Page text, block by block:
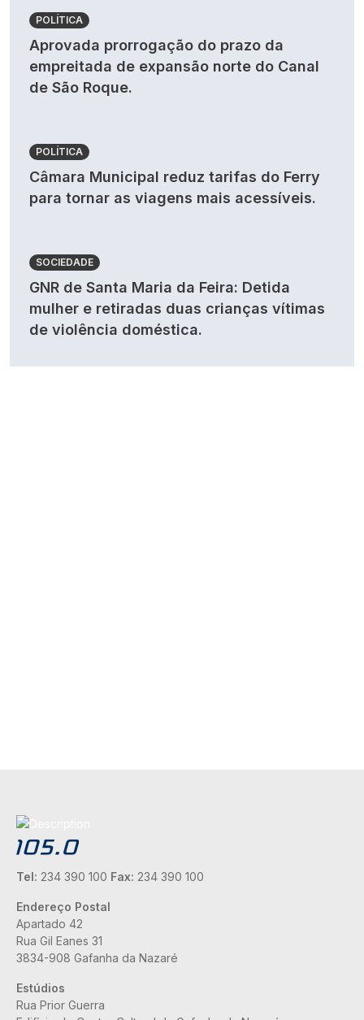
POLÍTICA
Aprovada prorrogação do prazo da
empreitada de expansão norte do Canal
de São Roque.
POLÍTICA
Câmara Municipal reduz tarifas do Ferry
para tornar as viagens mais acessíveis.
SOCIEDADE
GNR de Santa Maria da Feira: Detida
mulher e retiradas duas crianças vítimas
de violência doméstica.
Tel: 234 390 100 Fax: 234 390 100
Endereço Postal
Apartado 42
Rua Gil Eanes 31
3834-908 Gafanha da Nazaré
Estúdios
Rua Prior Guerra